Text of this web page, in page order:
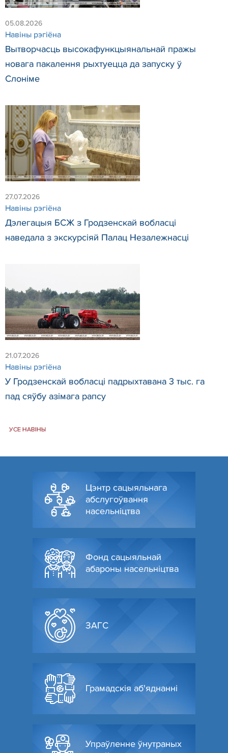
05.08.2026
Навiны рэгiёна
Вытворчасць высокафункцыянальнай пражы
новага пакалення рыхтуецца да запуску ў
Слоніме
27.07.2026
Навiны рэгiёна
Дэлегацыя БСЖ з Гродзенскай вобласці
наведала з экскурсіяй Палац Незалежнасці
21.07.2026
Навiны рэгiёна
У Гродзенскай вобласці падрыхтавана 3 тыс. га
пад сяўбу азімага рапсу
УСЕ НАВІНЫ
Цэнтр сацыяльнага
абслугоўвання
насельніцтва
Фонд сацыяльнай
абароны насельніцтва
ЗАГС
Грамадскія аб'яднанні
Упраўленне ўнутраных